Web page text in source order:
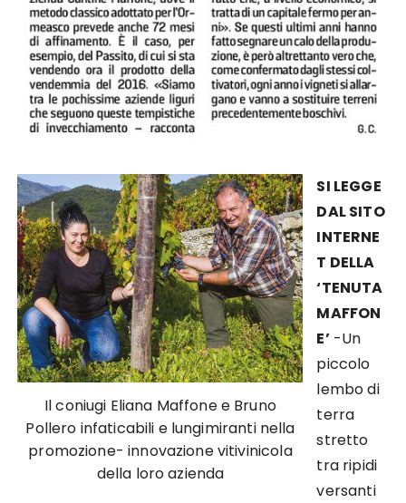
Il coniugi Eliana Maffone e Bruno
Pollero infaticabili e lungimiranti nella
promozione- innovazione vitivinicola
della loro azienda
SI LEGGE
DAL SITO
INTERNE
T DELLA
‘TENUTA
MAFFON
E’-Un
piccolo
lembo di
terra
stretto
tra ripidi
versanti